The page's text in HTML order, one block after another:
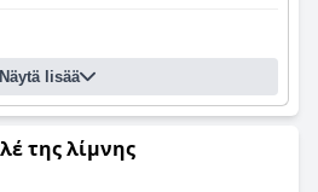
Näytä lisää
της λίμνης